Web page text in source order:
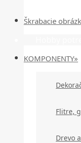
Škrabacie
KOMPONENTY»
Flitre,
Drevo